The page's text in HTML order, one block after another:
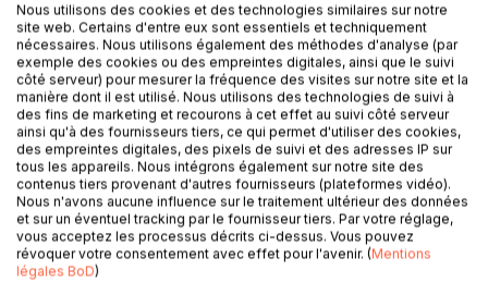
DESCRIPTION
La légende arthurienne demeure l'une des principales
sources d'inspiration de la Fantasy, de T.H. White à la série
Merlin de la BBC, en passant par Marion Zimmer Bradley.
Ce 7ème numéro de Fantasy Art and Studies met en
évidence tout ce que la Fantasy doit à la matière
arthurienne et tout le potentiel créatif que les personnages,
motifs et thèmes du Moyen Âge possèdent encore
aujourd'hui.
The arthurian legend remains one of the main sources of
Nous utilisons des cookies et des technologies similaires sur notre
site web. Certains d'entre eux sont essentiels et techniquement
nécessaires. Nous utilisons également des méthodes d'analyse (par
exemple des cookies ou des empreintes digitales, ainsi que le suivi
côté serveur) pour mesurer la fréquence des visites sur notre site et la
manière dont il est utilisé. Nous utilisons des technologies de suivi à
des fins de marketing et recourons à cet effet au suivi côté serveur
ainsi qu'à des fournisseurs tiers, ce qui permet d'utiliser des cookies,
des empreintes digitales, des pixels de suivi et des adresses IP sur
tous les appareils. Nous intégrons également sur notre site des
contenus tiers provenant d'autres fournisseurs (plateformes vidéo).
Nous n'avons aucune influence sur le traitement ultérieur des données
et sur un éventuel tracking par le fournisseur tiers. Par votre réglage,
vous acceptez les processus décrits ci-dessus. Vous pouvez
révoquer votre consentement avec effet pour l'avenir. (Mentions
légales BoD)